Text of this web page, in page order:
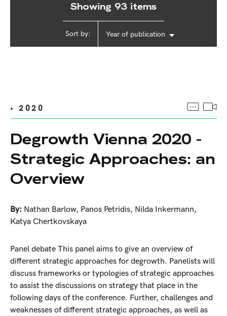
Showing 93 items
Sort by: Year of publication
• 2020
Degrowth Vienna 2020 -
Strategic Approaches: an
Overview
By: Nathan Barlow, Panos Petridis, Nilda Inkermann,
Katya Chertkovskaya
Panel debate This panel aims to give an overview of
different strategic approaches for degrowth. Panelists will
discuss frameworks or typologies of strategic approaches
to assist the discussions on strategy that place in the
following days of the conference. Further, challenges and
weaknesses of different strategic approaches, as well as